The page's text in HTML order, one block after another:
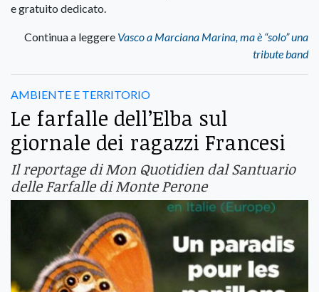
e gratuito dedicato.
Continua a leggere Vasco a Marciana Marina, ma è “solo” una
tribute band
AMBIENTE E TERRITORIO
Le farfalle dell’Elba sul
giornale dei ragazzi Francesi
Il reportage di Mon Quotidien dal Santuario
delle Farfalle di Monte Perone